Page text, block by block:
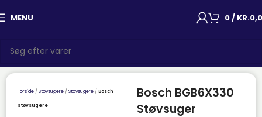
MENU 0/ KR.
Forside Støvsugere Støvsugere Bosch
støvsugere
Bosch BGB6X330
Støvsuger